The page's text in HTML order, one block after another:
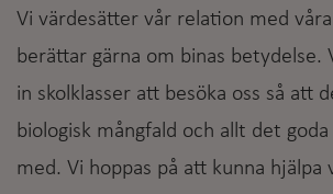
Vi värdesätter vår relation med
berättar gärna om binas betydelse.
in skolklasser att besöka oss så att
biologisk mångfald och allt det
med. Vi hoppas på att kunna hjälpa